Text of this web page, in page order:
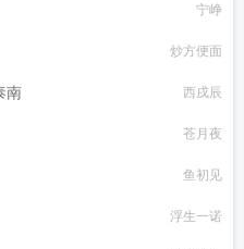
宁峥
炒方便面
南 西戌辰
苍月夜
鱼初见
浮生一诺